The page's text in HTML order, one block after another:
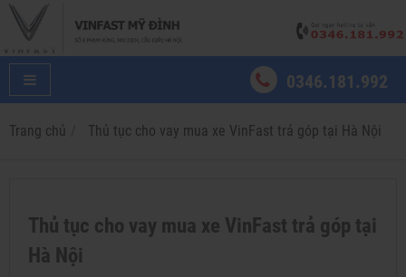
0346.181.992
Trang chủ Thủ tục cho vay mua xe VinFast trả góp tại Hà Nội
Thủ tục cho vay mua xe VinFast trả góp tại
Hà Nội